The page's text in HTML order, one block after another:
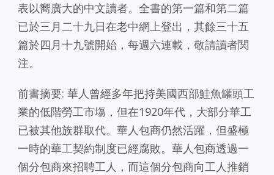
表以嚮廣大的中文讀者。全書的第一篇和第二篇
已於三月二十九日在老中網上登出，其餘三十五
篇於四月十九號開始，每週六連載，敬請讀者関
注。
前書摘要: 華人曾經多年把持美國西部鮭魚罐頭工
業的低階勞工市塲，但在1920年代，大部分華工
已被其他族群取代。華人包商仍然活躍，但盛極
一時的華工契約制度已經腐敗。華人包商透過一
個分包商來招聘工人，而這個分包商向工人推銷